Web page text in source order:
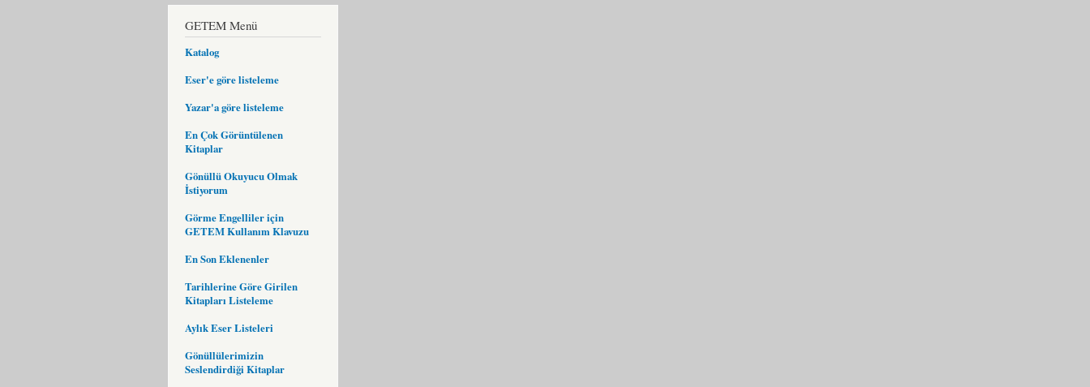
GETEM Menü
Katalog
Eser'e göre listeleme
Yazar'a göre listeleme
En Çok Görüntülenen
Kitaplar
Gönüllü Okuyucu Olmak
İstiyorum
Görme Engelliler için
GETEM Kullanım Klavuzu
En Son Eklenenler
Tarihlerine Göre Girilen
Kitapları Listeleme
Aylık Eser Listeleri
Gönüllülerimizin
Seslendirdiği Kitaplar